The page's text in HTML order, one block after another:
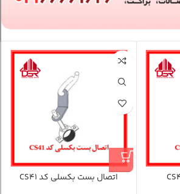
اتصال بست بکسلی کد CS41